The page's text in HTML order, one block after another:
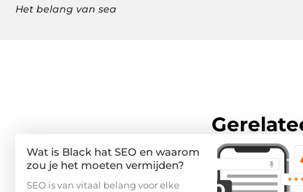
Het belang van sea
Wat is Black hat SEO en waarom
zou je het moeten vermijden?
SEO is van vitaal belang voor elke